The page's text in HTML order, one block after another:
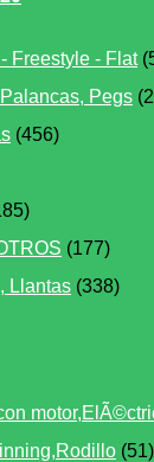
Freestyle - Flat
Pegs
(456)
(177)
Llantas (338)
(51)